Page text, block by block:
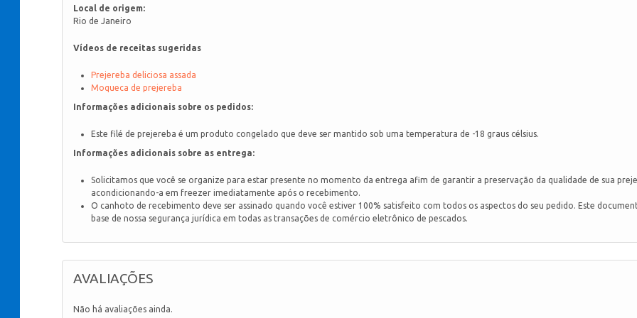
Local de origem:
Rio de Janeiro
Vídeos de receitas sugeridas
Prejereba deliciosa assada
Moqueca de prejereba
Informações adicionais sobre os pedidos:
Este filé de prejereba é um produto congelado que deve ser mantido sob uma temperatura de -18 graus célsius.
Informações adicionais sobre as entrega:
Solicitamos que você se organize para estar presente no momento da entrega afim de garantir a preservação da qualidade de sua
acondicionando-a em freezer imediatamente após o recebimento.
O canhoto de recebimento deve ser assinado quando você estiver 100% satisfeito com todos os aspectos do seu pedido. Este
base de nossa segurança jurídica em todas as transações de comércio eletrônico de pescados.
AVALIAÇÕES
Não há avaliações ainda.